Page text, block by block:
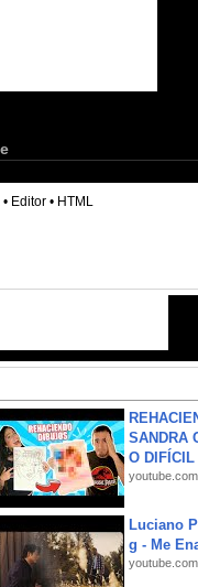
• Editor • HTML
SANDRA
O
youtube.com
Luciano
g - Me
youtube.com